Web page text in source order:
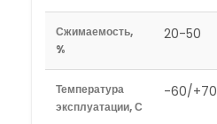
Сжимаемость,
%
20-50
Температура
эксплуатации, С
-60/+70